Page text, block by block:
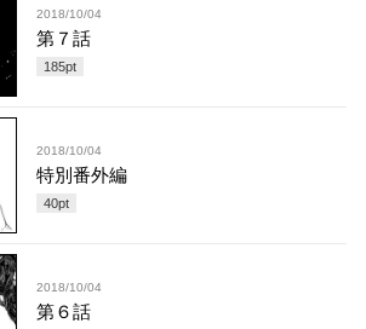
2018/10/04
第７話
185pt
2018/10/04
特別番外編
40pt
2018/10/04
第６話